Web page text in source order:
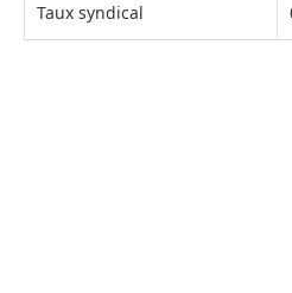
Taux syndical